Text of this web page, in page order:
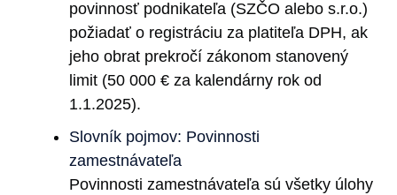
povinnosť podnikateľa (SZČO alebo s.r.o.)
požiadať o registráciu za platiteľa DPH, ak
jeho obrat prekročí zákonom stanovený
limit (50 000 € za kalendárny rok od
1.1.2025).
Slovník pojmov: Povinnosti
zamestnávateľa
Povinnosti zamestnávateľa sú všetky úlohy